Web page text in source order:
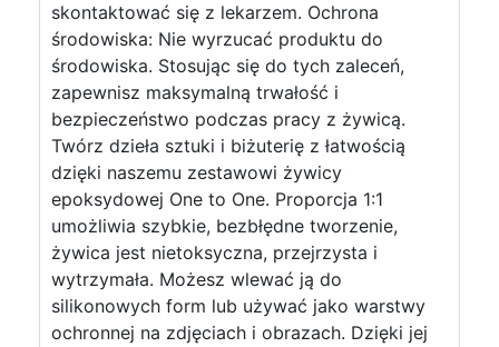
skontaktować się z lekarzem. Ochrona
środowiska: Nie wyrzucać produktu do
środowiska. Stosując się do tych zaleceń,
zapewnisz maksymalną trwałość i
bezpieczeństwo podczas pracy z żywicą.
Twórz dzieła sztuki i biżuterię z łatwością
dzięki naszemu zestawowi żywicy
epoksydowej One to One. Proporcja 1:1
umożliwia szybkie, bezbłędne tworzenie,
żywica jest nietoksyczna, przejrzysta i
wytrzymała. Możesz wlewać ją do
silikonowych form lub używać jako warstwy
ochronnej na zdjęciach i obrazach. Dzięki jej